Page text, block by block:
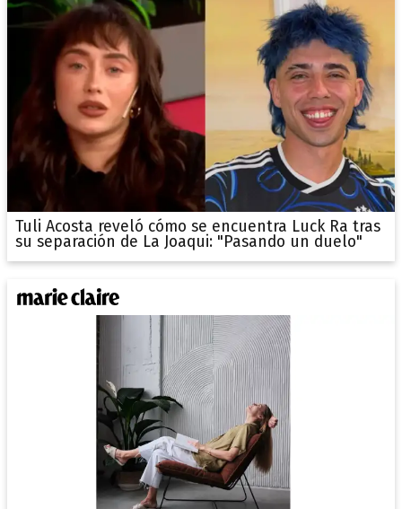
Tuli Acosta reveló cómo se encuentra Luck Ra tras
su separación de La Joaqui: "Pasando un duelo"